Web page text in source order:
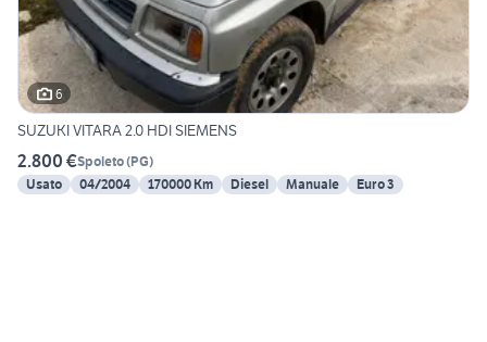
6
SUZUKI VITARA 2.0 HDI SIEMENS
2.800 €Spoleto(PG)
Usato
04/2004 170000 Km Diesel Manuale Euro 3